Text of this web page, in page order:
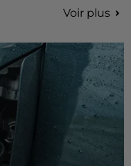
Voir plus